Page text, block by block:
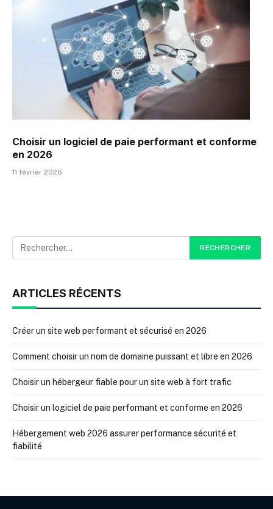
Choisir un logiciel de paie performant et conforme
en 2026
11 février 2026
ARTICLES RÉCENTS
Créer un site web performant et sécurisé en 2026
Comment choisir un nom de domaine puissant et libre en 2026
Choisir un hébergeur fiable pour un site web à fort trafic
Choisir un logiciel de paie performant et conforme en 2026
Hébergement web 2026 assurer performance sécurité et
fiabilité